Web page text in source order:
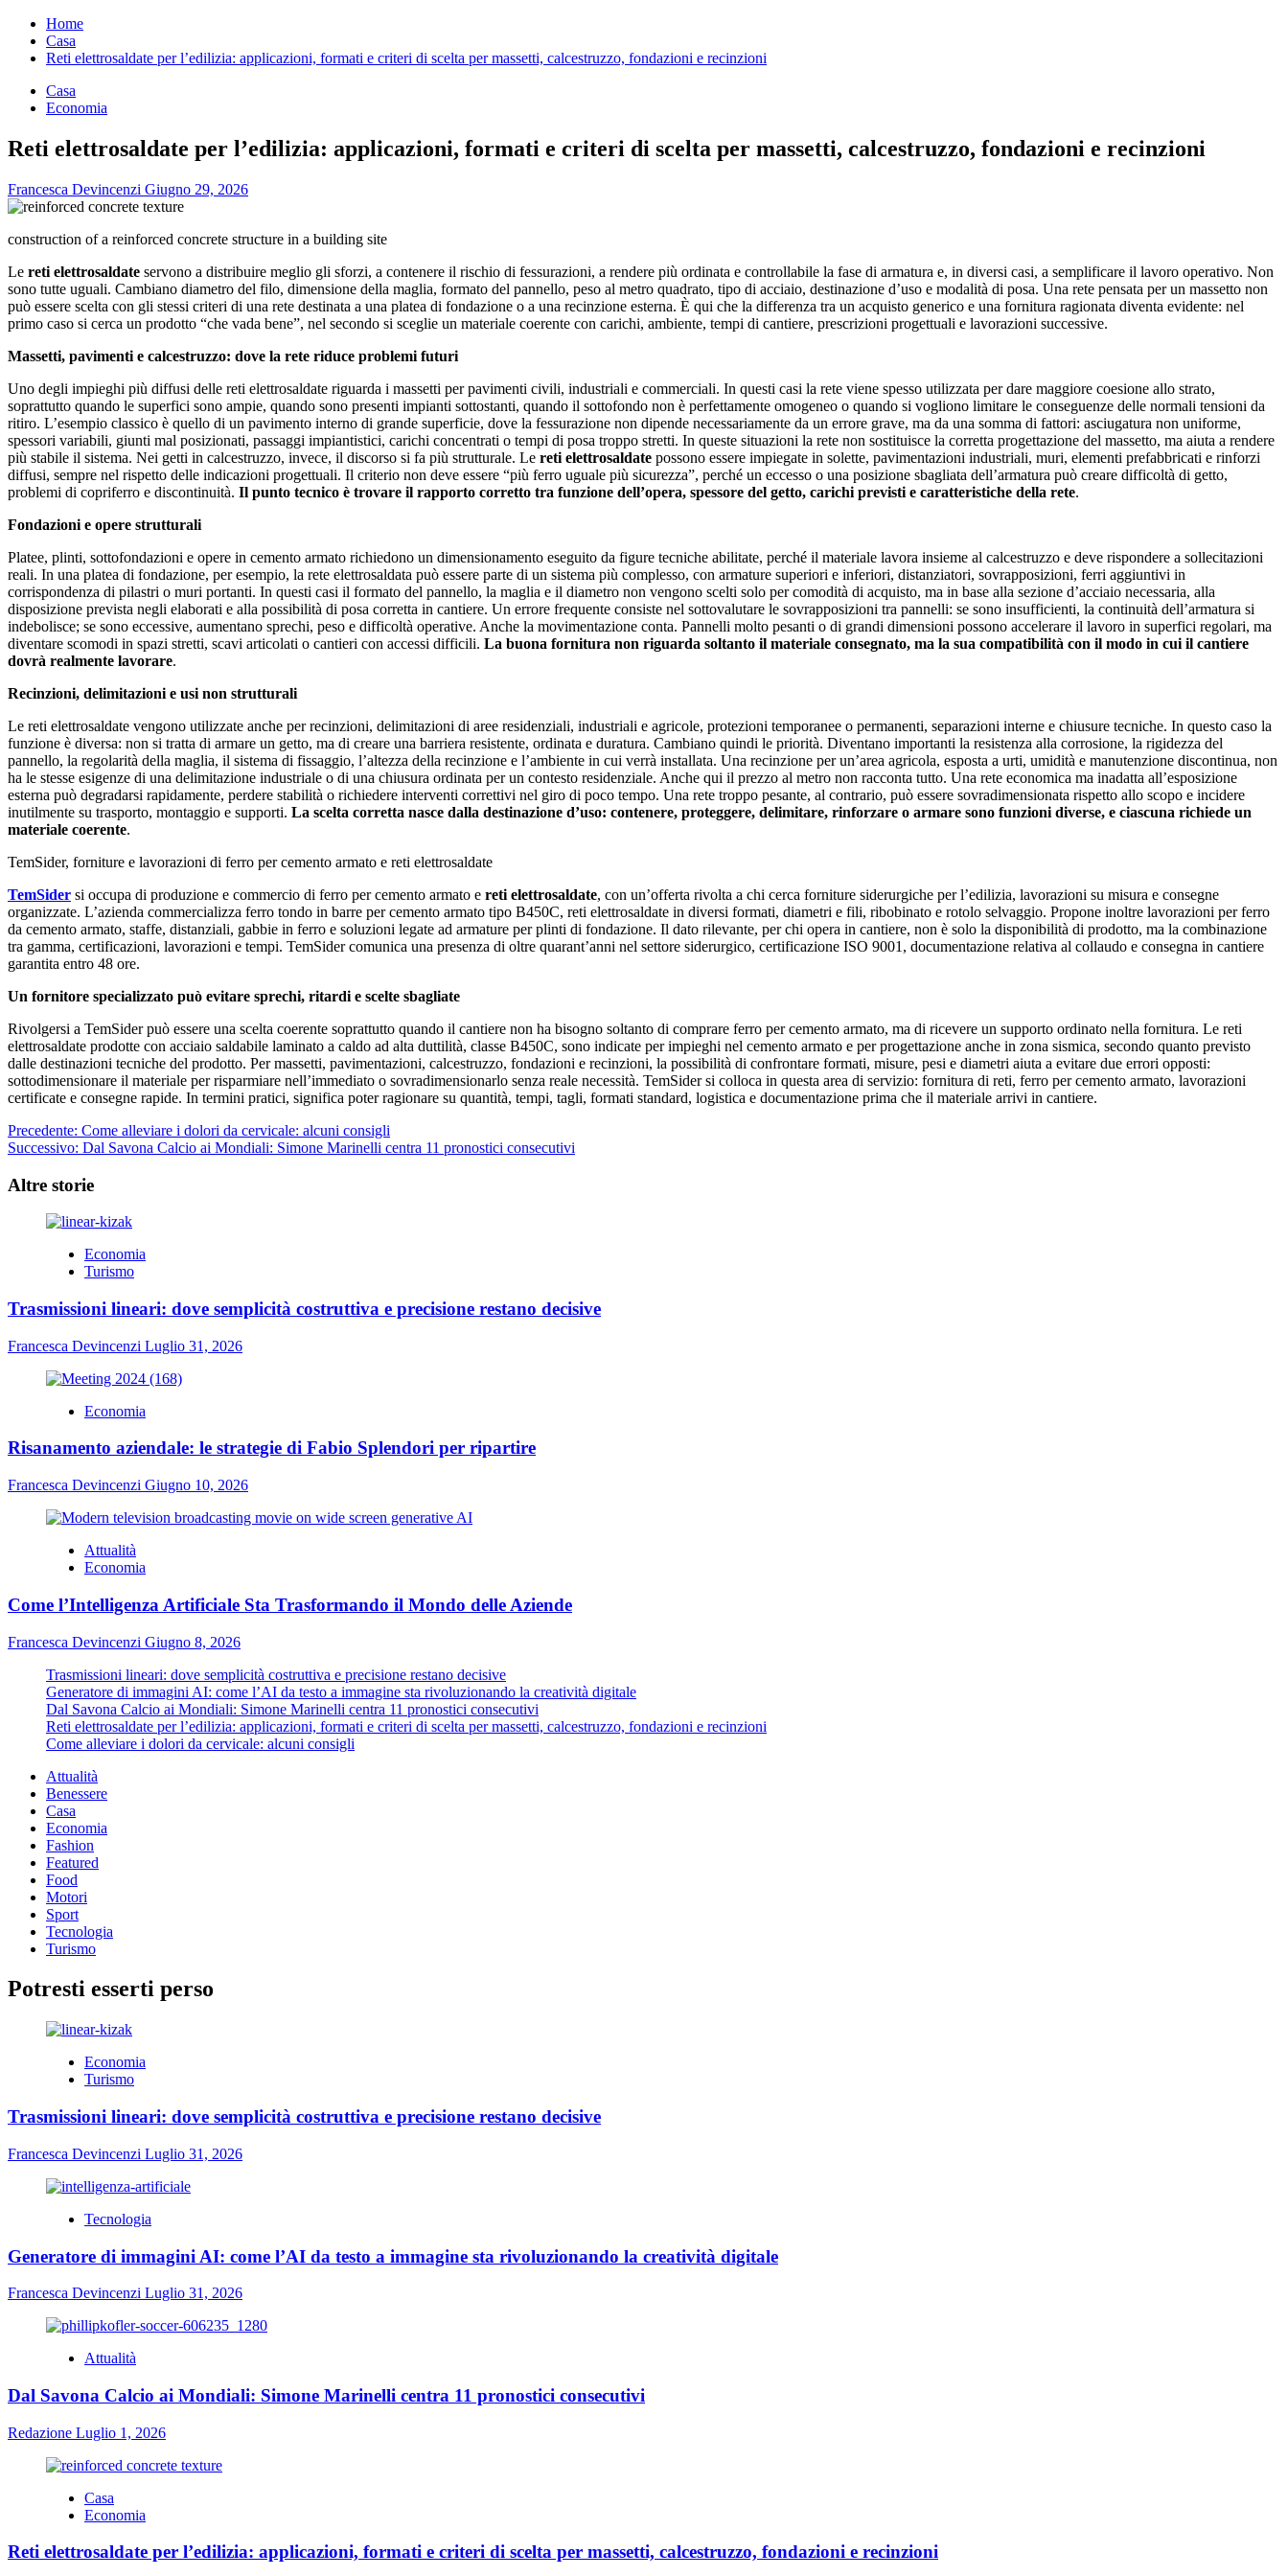
per:
Home
Casa
Reti elettrosaldate per l’edilizia: applicazioni, formati e criteri di scelta per massetti, calcestruzzo, fondazioni e recinzioni
Casa
Economia
Reti elettrosaldate per l’edilizia: applicazioni, formati e criteri di scelta per massetti, calcestruzzo, fondazioni e recinzioni
Francesca Devincenzi Giugno 29, 2026
construction of a reinforced concrete structure in a building site
Le reti elettrosaldate servono a distribuire meglio gli sforzi, a contenere il rischio di fessurazioni, a rendere più ordinata e controllabile la fase di armatura e, in diversi casi, a semplificare il lavoro operativo. Non
sono tutte uguali. Cambiano diametro del filo, dimensione della maglia, formato del pannello, peso al metro quadrato, tipo di acciaio, destinazione d’uso e modalità di posa. Una rete pensata per un massetto non
può essere scelta con gli stessi criteri di una rete destinata a una platea di fondazione o a una recinzione esterna. È qui che la differenza tra un acquisto generico e una fornitura ragionata diventa evidente: nel
primo caso si cerca un prodotto “che vada bene”, nel secondo si sceglie un materiale coerente con carichi, ambiente, tempi di cantiere, prescrizioni progettuali e lavorazioni successive.
Massetti, pavimenti e calcestruzzo: dove la rete riduce problemi futuri
Uno degli impieghi più diffusi delle reti elettrosaldate riguarda i massetti per pavimenti civili, industriali e commerciali. In questi casi la rete viene spesso utilizzata per dare maggiore coesione allo strato,
soprattutto quando le superfici sono ampie, quando sono presenti impianti sottostanti, quando il sottofondo non è perfettamente omogeneo o quando si vogliono limitare le conseguenze delle normali tensioni da
ritiro. L’esempio classico è quello di un pavimento interno di grande superficie, dove la fessurazione non dipende necessariamente da un errore grave, ma da una somma di fattori: asciugatura non uniforme,
spessori variabili, giunti mal posizionati, passaggi impiantistici, carichi concentrati o tempi di posa troppo stretti. In queste situazioni la rete non sostituisce la corretta progettazione del massetto, ma aiuta a rendere
più stabile il sistema. Nei getti in calcestruzzo, invece, il discorso si fa più strutturale. Le reti elettrosaldate possono essere impiegate in solette, pavimentazioni industriali, muri, elementi prefabbricati e rinforzi
diffusi, sempre nel rispetto delle indicazioni progettuali. Il criterio non deve essere “più ferro uguale più sicurezza”, perché un eccesso o una posizione sbagliata dell’armatura può creare difficoltà di getto,
problemi di copriferro e discontinuità. Il punto tecnico è trovare il rapporto corretto tra funzione dell’opera, spessore del getto, carichi previsti e caratteristiche della rete.
Fondazioni e opere strutturali
Platee, plinti, sottofondazioni e opere in cemento armato richiedono un dimensionamento eseguito da figure tecniche abilitate, perché il materiale lavora insieme al calcestruzzo e deve rispondere a sollecitazioni
reali. In una platea di fondazione, per esempio, la rete elettrosaldata può essere parte di un sistema più complesso, con armature superiori e inferiori, distanziatori, sovrapposizioni, ferri aggiuntivi in
corrispondenza di pilastri o muri portanti. In questi casi il formato del pannello, la maglia e il diametro non vengono scelti solo per comodità di acquisto, ma in base alla sezione d’acciaio necessaria, alla
disposizione prevista negli elaborati e alla possibilità di posa corretta in cantiere. Un errore frequente consiste nel sottovalutare le sovrapposizioni tra pannelli: se sono insufficienti, la continuità dell’armatura si
indebolisce; se sono eccessive, aumentano sprechi, peso e difficoltà operative. Anche la movimentazione conta. Pannelli molto pesanti o di grandi dimensioni possono accelerare il lavoro in superfici regolari, ma
diventare scomodi in spazi stretti, scavi articolati o cantieri con accessi difficili. La buona fornitura non riguarda soltanto il materiale consegnato, ma la sua compatibilità con il modo in cui il cantiere
dovrà realmente lavorare.
Recinzioni, delimitazioni e usi non strutturali
Le reti elettrosaldate vengono utilizzate anche per recinzioni, delimitazioni di aree residenziali, industriali e agricole, protezioni temporanee o permanenti, separazioni interne e chiusure tecniche. In questo caso la
funzione è diversa: non si tratta di armare un getto, ma di creare una barriera resistente, ordinata e duratura. Cambiano quindi le priorità. Diventano importanti la resistenza alla corrosione, la rigidezza del
pannello, la regolarità della maglia, il sistema di fissaggio, l’altezza della recinzione e l’ambiente in cui verrà installata. Una recinzione per un’area agricola, esposta a urti, umidità e manutenzione discontinua, non
ha le stesse esigenze di una delimitazione industriale o di una chiusura ordinata per un contesto residenziale. Anche qui il prezzo al metro non racconta tutto. Una rete economica ma inadatta all’esposizione
esterna può degradarsi rapidamente, perdere stabilità o richiedere interventi correttivi nel giro di poco tempo. Una rete troppo pesante, al contrario, può essere sovradimensionata rispetto allo scopo e incidere
inutilmente su trasporto, montaggio e supporti. La scelta corretta nasce dalla destinazione d’uso: contenere, proteggere, delimitare, rinforzare o armare sono funzioni diverse, e ciascuna richiede un
materiale coerente.
TemSider, forniture e lavorazioni di ferro per cemento armato e reti elettrosaldate
TemSider si occupa di produzione e commercio di ferro per cemento armato e reti elettrosaldate, con un’offerta rivolta a chi cerca forniture siderurgiche per l’edilizia, lavorazioni su misura e consegne
organizzate. L’azienda commercializza ferro tondo in barre per cemento armato tipo B450C, reti elettrosaldate in diversi formati, diametri e fili, ribobinato e rotolo selvaggio. Propone inoltre lavorazioni per ferro
da cemento armato, staffe, distanziali, gabbie in ferro e soluzioni legate ad armature per plinti di fondazione. Il dato rilevante, per chi opera in cantiere, non è solo la disponibilità di prodotto, ma la combinazione
tra gamma, certificazioni, lavorazioni e tempi. TemSider comunica una presenza di oltre quarant’anni nel settore siderurgico, certificazione ISO 9001, documentazione relativa al collaudo e consegna in cantiere
garantita entro 48 ore.
Un fornitore specializzato può evitare sprechi, ritardi e scelte sbagliate
Rivolgersi a TemSider può essere una scelta coerente soprattutto quando il cantiere non ha bisogno soltanto di comprare ferro per cemento armato, ma di ricevere un supporto ordinato nella fornitura. Le reti
elettrosaldate prodotte con acciaio saldabile laminato a caldo ad alta duttilità, classe B450C, sono indicate per impieghi nel cemento armato e per progettazione anche in zona sismica, secondo quanto previsto
dalle destinazioni tecniche del prodotto. Per massetti, pavimentazioni, calcestruzzo, fondazioni e recinzioni, la possibilità di confrontare formati, misure, pesi e diametri aiuta a evitare due errori opposti:
sottodimensionare il materiale per risparmiare nell’immediato o sovradimensionarlo senza reale necessità. TemSider si colloca in questa area di servizio: fornitura di reti, ferro per cemento armato, lavorazioni
certificate e consegne rapide. In termini pratici, significa poter ragionare su quantità, tempi, tagli, formati standard, logistica e documentazione prima che il materiale arrivi in cantiere.
Navigazione
articolo
Precedente: Come alleviare i dolori da cervicale: alcuni consigli
Successivo: Dal Savona Calcio ai Mondiali: Simone Marinelli centra 11 pronostici consecutivi
Altre storie
Economia
Turismo
Trasmissioni lineari: dove semplicità costruttiva e precisione restano decisive
Francesca Devincenzi Luglio 31, 2026
Economia
Risanamento aziendale: le strategie di Fabio Splendori per ripartire
Francesca Devincenzi Giugno 10, 2026
Attualità
Economia
Come l’Intelligenza Artificiale Sta Trasformando il Mondo delle Aziende
Francesca Devincenzi Giugno 8, 2026
Trasmissioni lineari: dove semplicità costruttiva e precisione restano decisive
Generatore di immagini AI: come l’AI da testo a immagine sta rivoluzionando la creatività digitale
Dal Savona Calcio ai Mondiali: Simone Marinelli centra 11 pronostici consecutivi
Reti elettrosaldate per l’edilizia: applicazioni, formati e criteri di scelta per massetti, calcestruzzo, fondazioni e recinzioni
Come alleviare i dolori da cervicale: alcuni consigli
Attualità
Benessere
Casa
Economia
Fashion
Featured
Food
Motori
Sport
Tecnologia
Turismo
Potresti esserti perso
Economia
Turismo
Trasmissioni lineari: dove semplicità costruttiva e precisione restano decisive
Francesca Devincenzi Luglio 31, 2026
Tecnologia
Generatore di immagini AI: come l’AI da testo a immagine sta rivoluzionando la creatività digitale
Francesca Devincenzi Luglio 31, 2026
Attualità
Dal Savona Calcio ai Mondiali: Simone Marinelli centra 11 pronostici consecutivi
Redazione Luglio 1, 2026
Casa
Economia
Reti elettrosaldate per l’edilizia: applicazioni, formati e criteri di scelta per massetti, calcestruzzo, fondazioni e recinzioni